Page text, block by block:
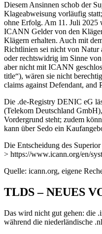
Diesem Ansinnen schob der
Klageabweisung vorläufig
ohne Erfolg. Am 11. Juli 2025
ICANN Gelder von den
Klägern erhalten. Auch mit
Richtlinien sei nicht von Natur
oder rechtswidrig im Sinne
aber nicht mit ICANN
title“), wären sie nicht
claims against Defendant, and
Die .de-Registry DENIC eG
(Telekom Deutschland
Vordergrund steht; zudem
kann über Sedo ein
Die Entscheidung des
> https://www.icann.org/en/
Quelle: icann.org, eigene
TLDS – NEUES
Das wird nicht gut gehen: die
während die niederländische